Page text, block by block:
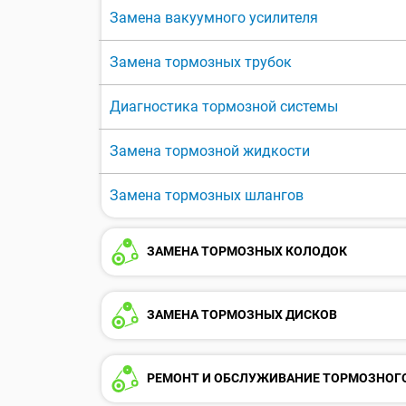
Замена вакуумного усилителя
Замена тормозных трубок
Диагностика тормозной системы
Замена тормозной жидкости
Замена тормозных шлангов
ЗАМЕНА ТОРМОЗНЫХ КОЛОДОК
ЗАМЕНА ТОРМОЗНЫХ ДИСКОВ
РЕМОНТ И ОБСЛУЖИВАНИЕ